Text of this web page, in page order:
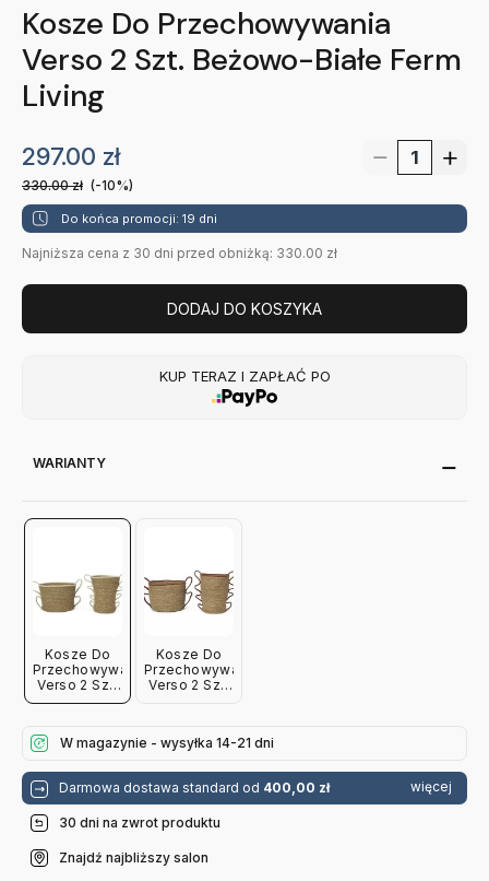
Kosze Do Przechowywania
Verso 2 Szt. Beżowo-Białe Ferm
Living
297.00 zł
330.00zł (-10%)
Do końca promocji: 19 dni
Najniższa cena z 30 dni przed obniżką: 330.00 zł
DODAJ DO KOSZYKA
KUP TERAZ I ZAPŁAĆ PO
WARIANTY
Kosze Do
Przechowywania
Verso 2 Szt.
Beżowo-
Kosze Do
Przechowywania
Verso 2 Szt.
W magazynie - wysyłka 14-21 dni
Darmowa dostawa standard od 400,00 zł więcej
30 dni na zwrot produktu
Znajdź najbliższy salon